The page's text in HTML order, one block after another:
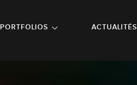
PORTFOLIOS
ACTUALITÉS